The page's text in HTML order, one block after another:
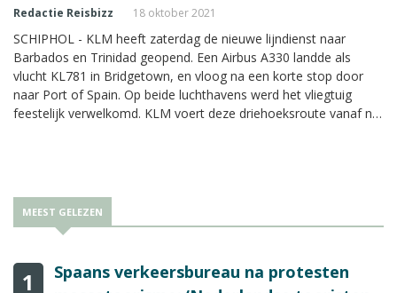
Redactie Reisbizz 18 oktober 2021
SCHIPHOL - KLM heeft zaterdag de nieuwe lijndienst naar
Barbados en Trinidad geopend. Een Airbus A330 landde als
vlucht KL781 in Bridgetown, en vloog na een korte stop door
naar Port of Spain. Op beide luchthavens werd het vliegtuig
feestelijk verwelkomd. KLM voert deze driehoeksroute vanaf nu
MEEST GELEZEN
1
Spaans verkeersbureau na protesten